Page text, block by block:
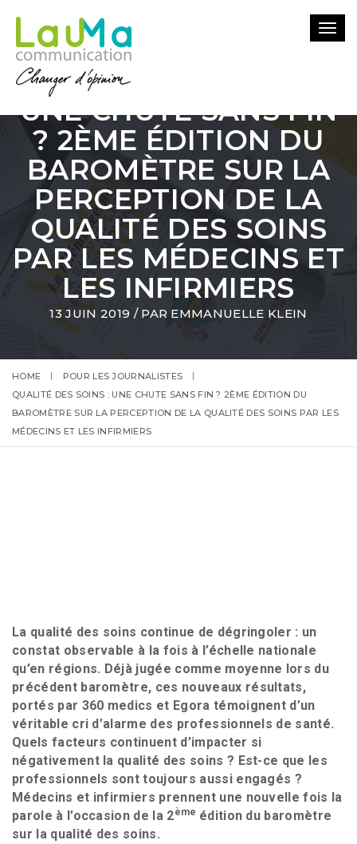
QUALITÉ DES SOINS :
UNE CHUTE SANS FIN
? 2ÈME ÉDITION DU
BAROMÈTRE SUR LA
PERCEPTION DE LA
QUALITÉ DES SOINS
PAR LES MÉDECINS ET
LES INFIRMIERS
13 JUIN 2019 / PAR EMMANUELLE KLEIN
HOME
POUR LES JOURNALISTES
QUALITÉ DES SOINS : UNE CHUTE SANS FIN ? 2ÈME ÉDITION DU
BAROMÈTRE SUR LA PERCEPTION DE LA QUALITÉ DES SOINS PAR LES
MÉDECINS ET LES INFIRMIERS
La qualité des soins continue de dégringoler : un
constat observable à la fois à l’échelle nationale
qu’en régions. Déjà jugée comme moyenne lors du
précédent baromètre, ces nouveaux résultats,
portés par 360 medics et Egora témoignent d’un
véritable cri d’alarme des professionnels de santé.
Quels facteurs continuent d’impacter si
négativement la qualité des soins ? Est-ce que les
professionnels sont toujours aussi engagés ?
Médecins et infirmiers prennent une nouvelle fois la
parole à l’occasion de la 2ème édition du baromètre
sur la qualité des soins.